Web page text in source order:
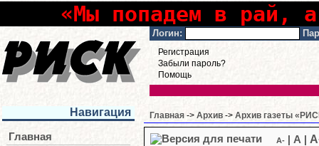
«Мы попадем в рай,
Логин:
Регистрация
Забыли пароль?
Помощь
Навигация
Главная
Главная -> Архив -> Архив газеты
A- A